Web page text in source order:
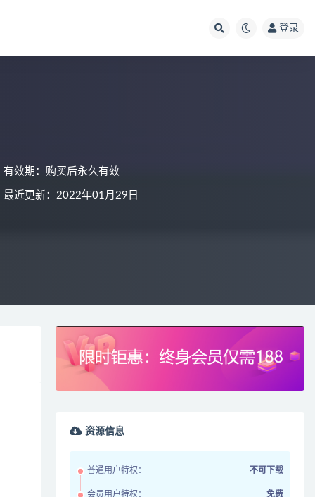
登录
有效期：购买后永久有效
最近更新：2022年01月29日
资源信息
普通用户特权： 不可下载
会员用户特权： 免费